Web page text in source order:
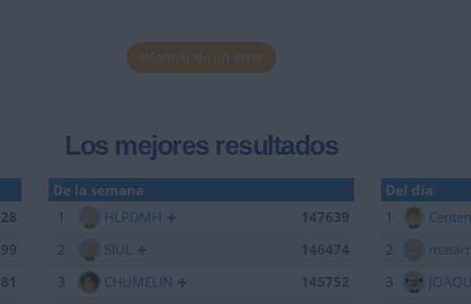
Informar de un error
Los mejores resultados
De la semana
1
HLPDMH
147639
2
SIUL
3
CHUMELIN
145752
Del día
1
2
3